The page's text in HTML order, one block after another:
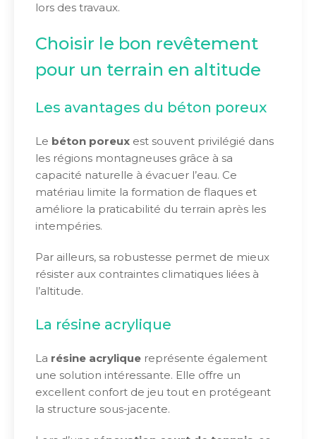
lors des travaux.
Choisir le bon revêtement
pour un terrain en altitude
Les avantages du béton poreux
Le béton poreux est souvent privilégié dans
les régions montagneuses grâce à sa
capacité naturelle à évacuer l’eau. Ce
matériau limite la formation de flaques et
améliore la praticabilité du terrain après les
intempéries.
Par ailleurs, sa robustesse permet de mieux
résister aux contraintes climatiques liées à
l’altitude.
La résine acrylique
La résine acrylique représente également
une solution intéressante. Elle offre un
excellent confort de jeu tout en protégeant
la structure sous-jacente.